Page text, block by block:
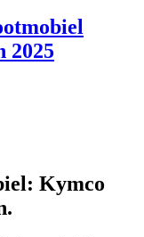
2025
Kymco